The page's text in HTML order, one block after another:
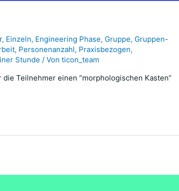
, Einzeln, Engineering Phase, Gruppe, Gruppen-
, Personenanzahl, Praxisbezogen,
Stunde / Vonticon_team
Teilnehmer einen “morphologischen Kasten”